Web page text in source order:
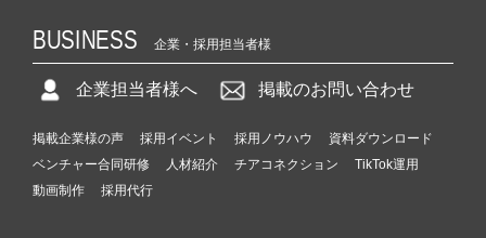
BUSINESS 企業・採用担当者様
企業担当者様へ 掲載のお問い合わせ
掲載企業様の声 採用イベント 採用ノウハウ
資料ダウンロード
ベンチャー合同研修
人材紹介 チアコネクション
TikTok運用
動画制作
採用代行